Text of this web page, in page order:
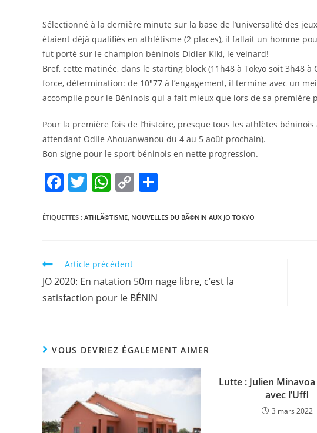
Sélectionné à la dernière minute sur la base de l’universalité des
étaient déjà qualifiés en athlétisme (2 places), il fallait un homme
fut porté sur le champion béninois Didier Kiki, le veinard!
Bref, cette matinée, dans le starting block (11h48 à Tokyo soit 3h48
force, détermination: de 10″77 à l’engagement, il termine avec un
accomplie pour le Béninois qui a fait mieux que lors de sa première
Pour la première fois de l’histoire, presque tous les athlètes
attendant Odile Ahouanwanou du 4 au 5 août prochain).
Bon signe pour le sport béninois en nette progression.
F
c
b
o
o
T
itt
W
at
A
p
p
C
p
n
k
ta
ÉTIQUETTES : ATHLÃ©TISME NOUVELLES DU BÃ©NIN AUX JO TOKYO
Article précédent
JO 2020: En natation 50m nage libre, c’est la
satisfaction pour le BÉNIN
VOUS DEVRIEZ ÉGALEMENT AIMER
Lutte : Julien
avec l’Uffl
3 mars 2022